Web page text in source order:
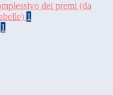
dei premi (da
1
1